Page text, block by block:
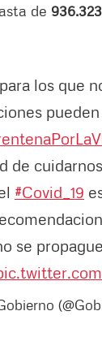
de
los que
de
#Covid_19
se propague